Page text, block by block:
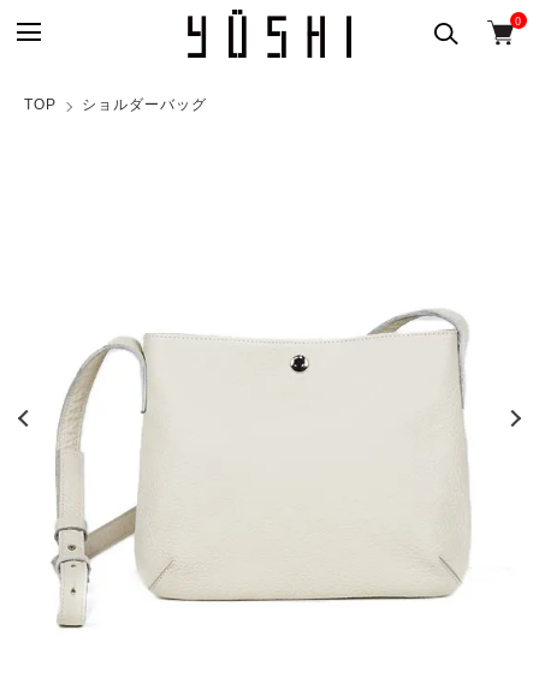
0
TOP ショルダーバッグ